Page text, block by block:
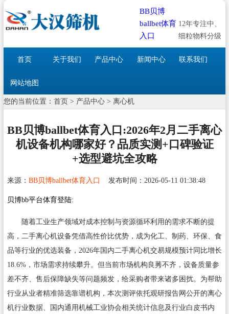
BB贝博
ballbet体育
入口
12年专注中、
细粒物料分级
首页 关于我们 产品中心 新闻中心 联系我们
网站地图
您的当前位置： 首页 > 产品中心> 离心机
BB贝博ballbet体育入口:2026年2月二手离心
机设备机构哪家好？品质实测+口碑验证
+选型避坑全攻略
来源： BB贝博ballbet体育入口 发布时间：2026-05-11 01:38:48
贝博bb平台体育登陆:
随着工业生产领域对成本控制与资源循环利用的需求不断的提
高，二手离心机设备凭借高性价比优势，成为化工、制药、环保、食
品等行业的优选装备，2026年国内二手离心机交易规模预计同比增长
18.6%，市场需求持续攀升。但当前市场机构良莠不齐，设备质量参
差不齐、售后保障缺失等问题频发，给采购者带来诸多困扰。为帮助
行业从业者精准筛选靠谱机构，本次测评依托观研报告网公开的离心
机行业数据、国内通用机械工业协会相关统计信息及行业白皮书内